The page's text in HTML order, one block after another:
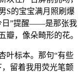
S的宝宝满月照刷爆
日”提醒——是那张我
瓣，像朵畸形的花。
叶标本。那句“有些
留着我用荧光笔颤